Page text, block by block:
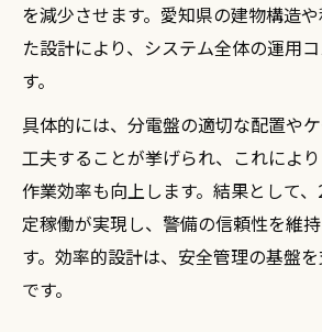
を減少させます。愛知県の建物構造
た設計により、システム全体の運用
す。
具体的には、分電盤の適切な配置や
工夫することが挙げられ、これによ
作業効率も向上します。結果として
定稼働が実現し、警備の信頼性を維
す。効率的設計は、安全管理の基盤
です。